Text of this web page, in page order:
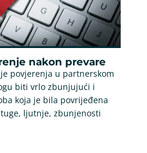
nakon prevare
povjerenja u partnerskom
biti vrlo zbunjujući i
koja je bila povrijeđena
ljutnje, zbunjenosti